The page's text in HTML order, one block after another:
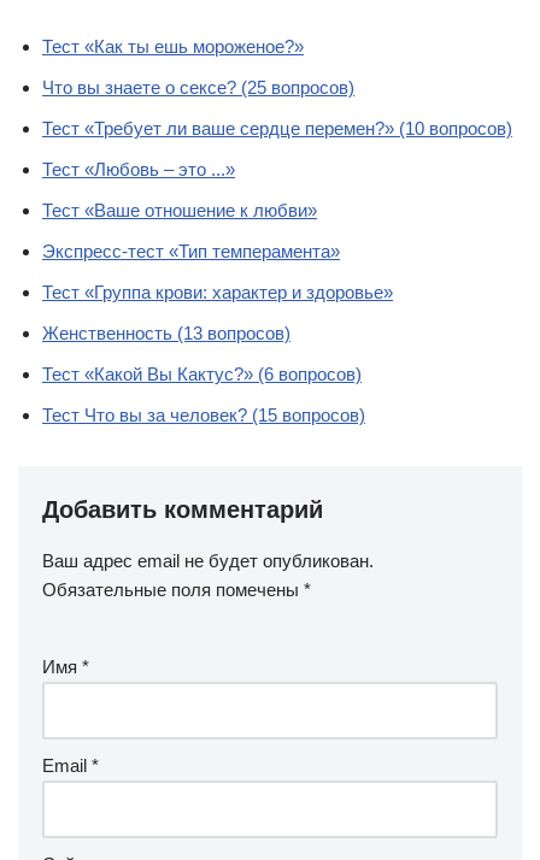
Тест «Как ты ешь мороженое?»
Что вы знаете о сексе? (25 вопросов)
Тест «Требует ли ваше сердце перемен?» (10 вопросов)
Тест «Любовь – это ...»
Тест «Ваше отношение к любви»
Экспресс-тест «Тип темперамента»
Тест «Группа крови: характер и здоровье»
Женственность (13 вопросов)
Тест «Какой Вы Кактус?» (6 вопросов)
Тест Что вы за человек? (15 вопросов)
Добавить комментарий
Ваш адрес email не будет опубликован.
Обязательные поля помечены *
Имя *
Email *